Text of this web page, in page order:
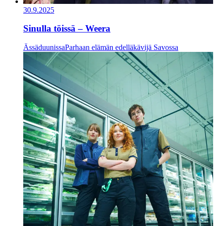
30.9.2025
Sinulla töissä – Weera
ÄssäduunissaParhaan elämän edelläkävijä Savossa